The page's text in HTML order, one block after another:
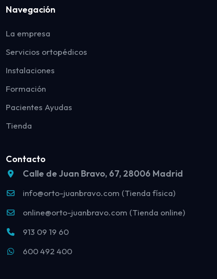
Navegación
La empresa
Servicios ortopédicos
Instalaciones
Formación
Pacientes Ayudas
Tienda
Contacto
Calle de Juan Bravo, 67, 28006 Madrid
info@orto-juanbravo.com (Tienda física)
online@orto-juanbravo.com (Tienda online)
913 09 19 60
600 492 400